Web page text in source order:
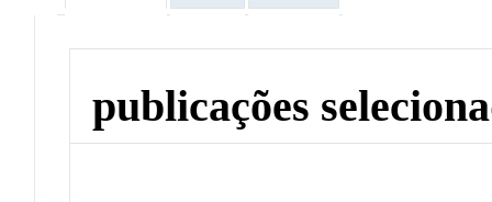
publicações